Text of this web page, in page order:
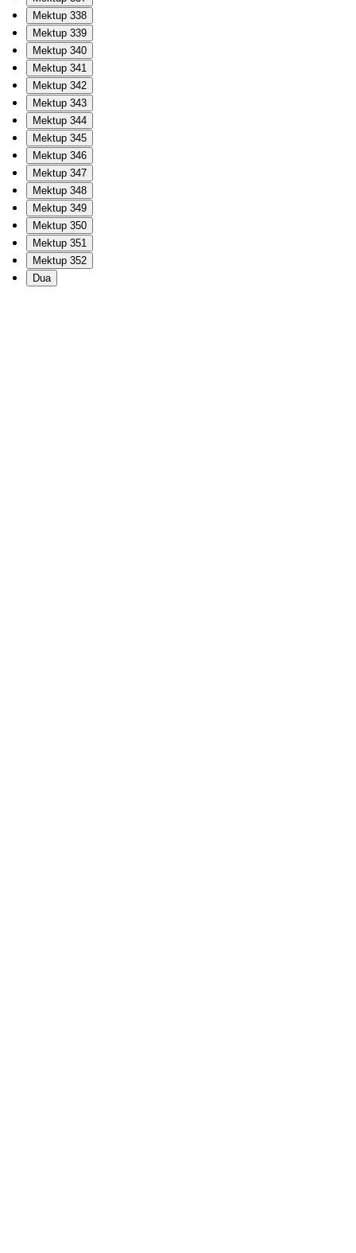
Mektup 338
Mektup 339
Mektup 340
Mektup 341
Mektup 342
Mektup 343
Mektup 344
Mektup 345
Mektup 346
Mektup 347
Mektup 348
Mektup 349
Mektup 350
Mektup 351
Mektup 352
Dua